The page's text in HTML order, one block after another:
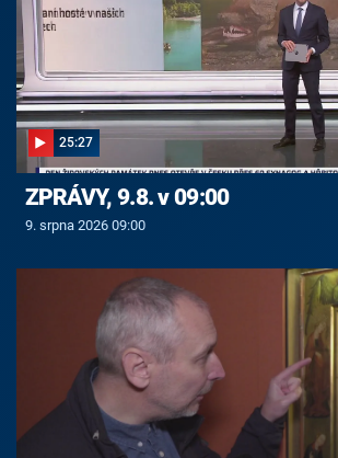
25:27
ZPRÁVY, 9.8. v 09:00
9. srpna 2026 09:00